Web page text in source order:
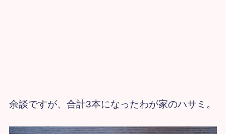
余談ですが、 合計3本になったわが家のハサミ。